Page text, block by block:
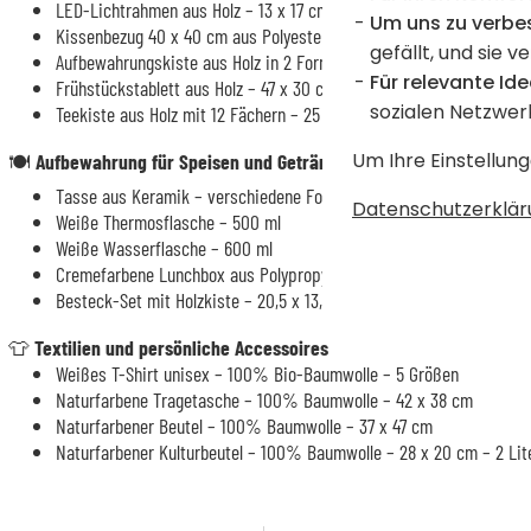
LED-Lichtrahmen aus Holz – 13 x 17 cm
Kissenbezug 40 x 40 cm aus Polyester (bei 2-farbigem Kissen:
Aufbewahrungskiste aus Holz in 2 Formaten
Frühstückstablett aus Holz – 47 x 30 cm
Teekiste aus Holz mit 12 Fächern – 25 x 29 x 7,5 cm
🍽️ Aufbewahrung für Speisen und Getränke
Tasse aus Keramik – verschiedene Formate und Farben
Weiße Thermosflasche – 500 ml
Weiße Wasserflasche – 600 ml
Cremefarbene Lunchbox aus Polypropylen und Bambus – 20 x 7 x 14
Besteck-Set mit Holzkiste – 20,5 x 13,5 x 3 cm – mit 4
👕Textilien und persönliche Accessoires
Weißes T-Shirt unisex – 100% Bio-Baumwolle – 5 Größen
Naturfarbene Tragetasche – 100% Baumwolle – 42 x 38 cm
Naturfarbener Beutel – 100% Baumwolle – 37 x 47 cm
Naturfarbener Kulturbeutel – 100% Baumwolle – 28 x 20 cm – 2
Um uns zu
gefällt, und sie
Für relevante
sozialen
Um Ihre